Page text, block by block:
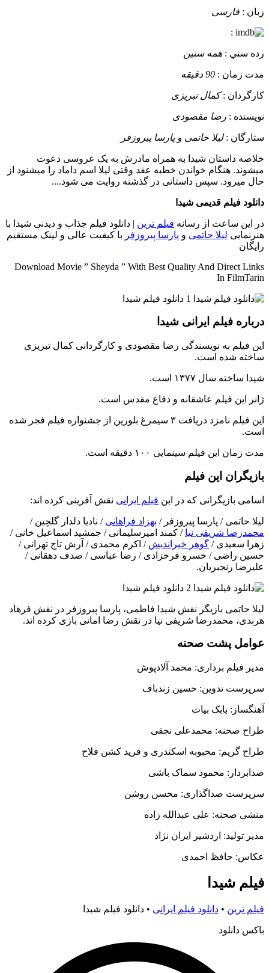
زبان : فارسی
:
رده سني : همه سنین
مدت زمان : 90 دقیقه
کارگردان :کمال تبریزی
نويسنده : رضا مقصودی
ستارگان :لیلا حاتمی و پارسا پیروزفر
خلاصه داستان شیدا به همراه مادرش به یک عروسی دعوت
میشوند. هنگام خواندن خطبه عقد وقتی لیلا اسم داماد را میشنود از
حال میرود. سپس داستانی در گذشته روایت می شود....
دانلود فیلم قدیمی شیدا
در این ساعت از رسانه فیلم ترین | دانلود فیلم جذاب و دیدنی شیدا با
هنرنمایی لیلا حاتمی و پارسا پیروزفر با‌ کیفیت عالی و لینک مستقیم
رایگان
Download Movie ” Sheyda ” With Best Quality And Direct Links
In FilmTarin
درباره فیلم ایرانی شیدا
این فیلم به نویسندگی رضا مقصودی و کارگردانی کمال تبریزی
ساخته شده است.
شیدا ساخته سال ۱۳۷۷ است.
ژانر این فیلم عاشقانه و دفاع مقدس است.
این فیلم نامزد دریافت ۳ سیمرغ بلورین از جشنواره فیلم فجر شده
است.
مدت زمان این فیلم سینمایی ۱۰۰ دقیقه است.
بازیگران این فیلم
اسامی بازیگرانی که در این فیلم ایرانی نقش آفرینی کرده اند:
لیلا حاتمی / پارسا پیروزفر / بهزاد فراهانی / نادیا دلدار گلچین /
محمدرضا شریفی نیا / کمند امیرسلیمانی / جمشید اسماعیل خانی /
زهرا سعیدی / گوهر خیراندیش / اکرم محمدی / آرش تاج تهرانی /
حسین راضی / خسرو فرخزادی / رضا عباسی / صدف دهقانی /
علیرضا رنجبریان.
لیلا حاتمی بازیگر نقش شیدا فاطمی، پارسا پیروزفر در نقش فرهاد
هرندی، محمدرضا شریفی نیا در نقش رضا امانی بازی کرده اند.
عوامل پشت صحنه
مدیر فیلم برداری: محمد آلادپوش
سرپرست تدوین: حسین زندباف
آهنگساز: بابک بیات
طراح صحنه: محمدعلی نجفی
طراح گریم: محبوبه اسکندری و فرید کشن فلاح
صدابردار: محمود سماک باشی
سرپرست صداگذاری: محسن روشن
منشی صحنه: علی عبدالله زاده
مدیر تولید: اردشیر ایران نژاد
عکاس: حافظ احمدی
فیلم شیدا
فیلم ترین • دانلود فیلم ایرانی • دانلود فیلم شیدا
باکس دانلود